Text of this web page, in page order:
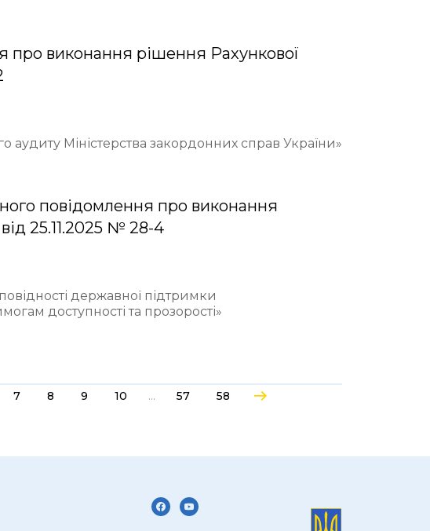
про виконання рішення Рахункової
аудиту Міністерства закордонних справ України»
повідомлення про виконання
25.11.2025 № 28-4
державної підтримки
доступності та прозорості»
7 8 9 10 ... 57 58